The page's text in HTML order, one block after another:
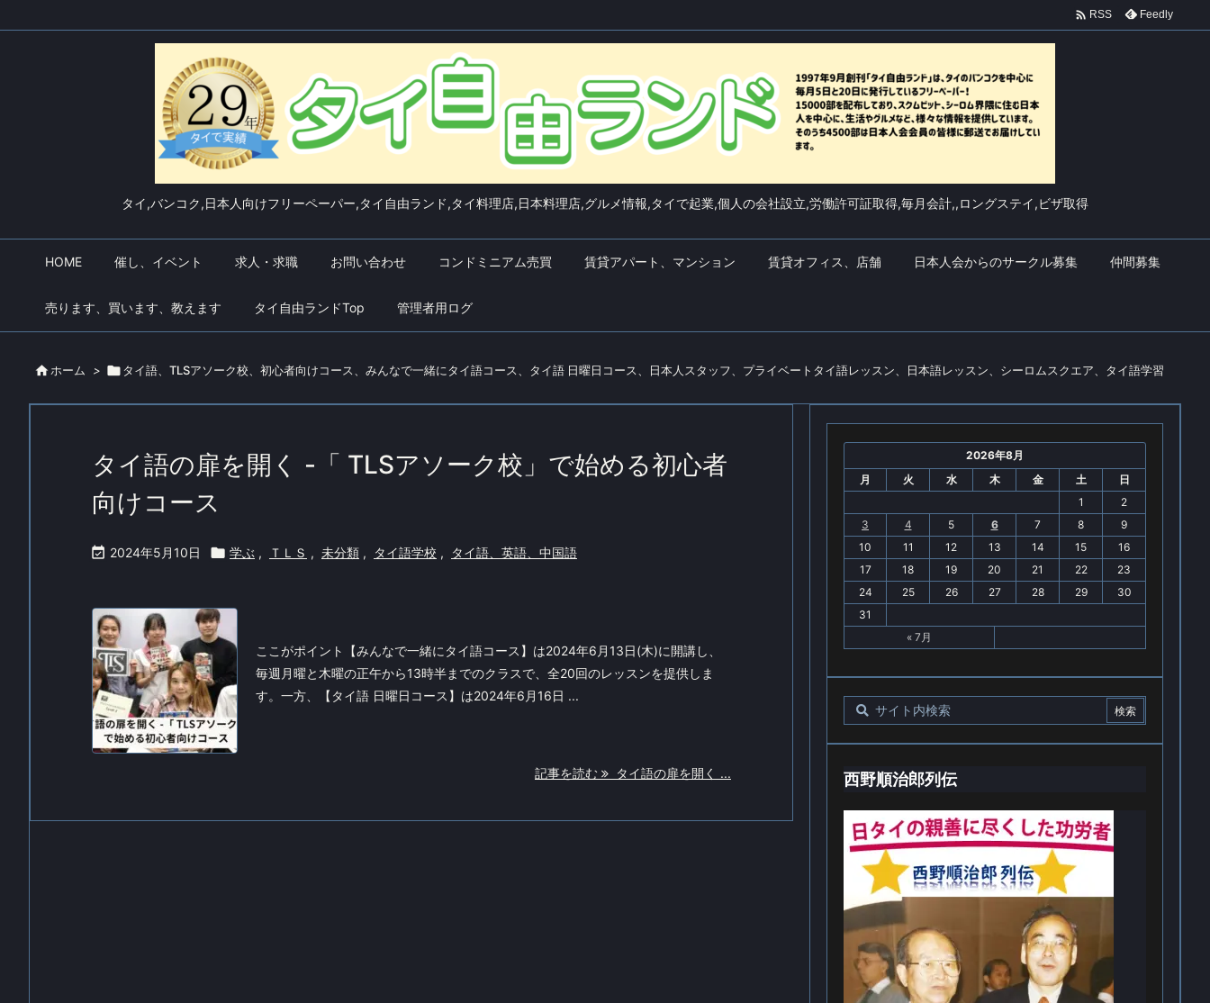
タイ,バンコク,日本人向けフリーペーパー,タイ自由ランド,タイ料理店,日本料理店,グルメ情報,タイで起業,個人の会社設立,労働許可証取得,毎月会計,,ロングステイ,ビザ取得
HOME 催し、イベント 求人・求職 お問い合わせ コンドミニアム売買 賃貸アパート、マンション 賃貸オフィス、店舗 日本人会からのサークル募集 仲間募集
売ります、買います、教えます タイ自由ランドTop 管理者用ログ
 RSS Feedly
 ホーム > タイ語、TLSアソーク校、初心者向けコース、みんなで一緒にタイ語コース、タイ語 日曜日コース、日本人スタッフ、プライベートタイ語レッスン、日本語レッスン、シーロムスクエア、タイ語学習
タイ語の扉を開く -「 TLSアソーク校」で始める初心者
向けコース
 2024年5月10日  学ぶ , ＴＬＳ , 未分類 , タイ語学校 , タイ語、英語、中国語
ここがポイント【みんなで一緒にタイ語コース】は2024年6月13日(木)に開講し、
毎週月曜と木曜の正午から13時半までのクラスで、全20回のレッスンを提供しま
す。一方、【タイ語 日曜日コース】は2024年6月16日 ...
記事を読む タイ語の扉を開く ...
2026年8月
月
火 水 木 金 土
日
1
2
3
4 5 6 7 8
9
10
11 12 13 14 15
16
17
18 19 20 21 22
23
24
25 26 27 28 29
30
31
« 7月
西野順治郎列伝